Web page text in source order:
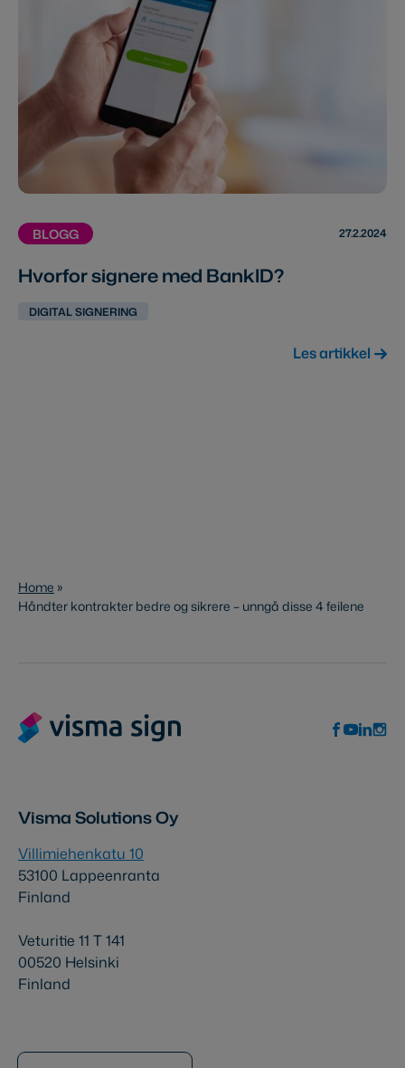
BLOGG 27.2.2024
Hvorfor signere med BankID?
DIGITAL SIGNERING
Les artikkel
Home »
Håndter kontrakter bedre og sikrere – unngå disse 4 feilene
Visma Solutions Oy
Villimiehenkatu 10
53100 Lappeenranta
Finland
Veturitie 11 T 141
00520 Helsinki
Finland